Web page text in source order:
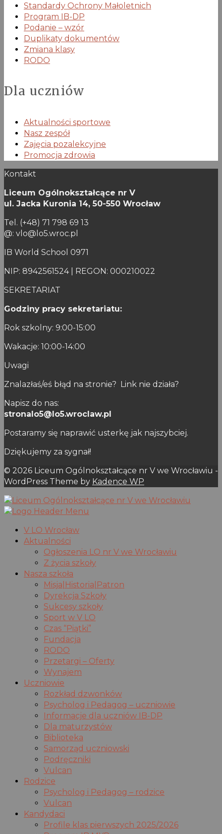
Standardy Ochrony Małoletnich
Program IB-DP
Podanie – wzór
Duplikaty dokumentów
Zmiana klasy
RODO
Dla uczniów
Aktualności sportowe
Nasz zespół
Zajęcia pozalekcyjne
Promocja zdrowia
Kontakt
Liceum Ogólnokształcące nr V
ul. Jacka Kuronia 14, 50-550 Wrocław
Tel. (+48) 71 798 69 13
@: vlo@lo5.wroc.pl
IB World School 0971
NIP: 8942561524 | REGON: 000210022
SEKRETARIAT
Godziny pracy sekretariatu:
Rok szkolny: 9:00-15:00
Wakacje: 10:00-14:00
Uwagi
Znalazłaś/eś błąd na stronie? Link nie działa?
Napisz do nas:
stronalo5@lo5.wroclaw.pl
Postaramy się naprawić usterkę jak najszybciej.
Dziękujemy za sygnał!
© 2026 Liceum Ogólnokształcące nr V we Wrocławiu -
WordPress Theme by Kadence WP
V LO Wrocław
Aktualności
Ogłoszenia LO nr V we Wrocławiu
Z życia szkoły
Nasza szkoła
Misja|Historia|Patron
Dyrekcja Szkoły
Sukcesy szkoły
Sport w V LO
Czas “Piątki”
Fundacja
RODO
Przetargi – Oferty
Wynajem
Uczniowie
Rozkład dzwonków
Psycholog i Pedagog – uczniowie
Informacje dla uczniów IB-DP
Dla maturzystów
Biblioteka
Samorząd uczniowski
Podręczniki
Vulcan
Rodzice
Psycholog i Pedagog – rodzice
Vulcan
Kandydaci
Profile klas pierwszych 2025/2026